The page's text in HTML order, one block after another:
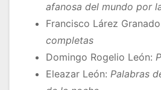
afanosa del mundo por
Francisco Lárez
completas
Domingo Rogelio León:
Eleazar León: Palabras